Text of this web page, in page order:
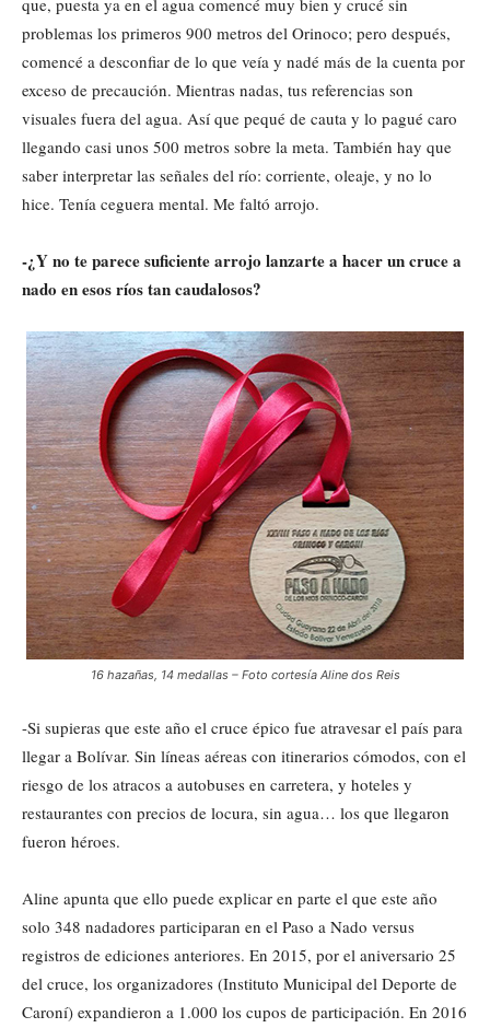
problemas los primeros 900 metros del Orinoco; pero después,
comencé a desconfiar de lo que veía y nadé más de la cuenta por
exceso de precaución. Mientras nadas, tus referencias son
visuales fuera del agua. Así que pequé de cauta y lo pagué caro
llegando casi unos 500 metros sobre la meta. También hay que
saber interpretar las señales del río: corriente, oleaje, y no lo
hice. Tenía ceguera mental. Me faltó arrojo.
-¿Y no te parece suficiente arrojo lanzarte a hacer un cruce a
nado en esos ríos tan caudalosos?
16 hazañas, 14 medallas – Foto cortesía Aline dos Reis
-Si supieras que este año el cruce épico fue atravesar el país para
llegar a Bolívar. Sin líneas aéreas con itinerarios cómodos, con el
riesgo de los atracos a autobuses en carretera, y hoteles y
restaurantes con precios de locura, sin agua… los que llegaron
fueron héroes.
Aline apunta que ello puede explicar en parte el que este año
solo 348 nadadores participaran en el Paso a Nado versus
registros de ediciones anteriores. En 2015, por el aniversario 25
del cruce, los organizadores (Instituto Municipal del Deporte de
Caroní) expandieron a 1.000 los cupos de participación. En 2016